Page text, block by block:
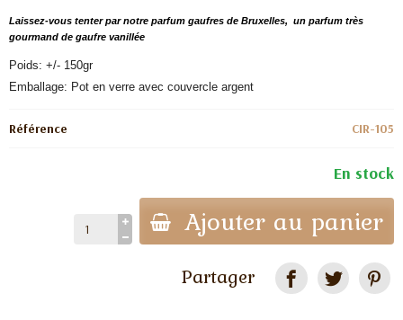
Laissez-vous tenter par notre parfum gaufres de Bruxelles, un parfum très
gourmand de gaufre vanillée
Poids: +/- 150gr
Emballage: Pot en verre avec couvercle argent
Référence CIR-105
En stock
Ajouter au panier
Partager